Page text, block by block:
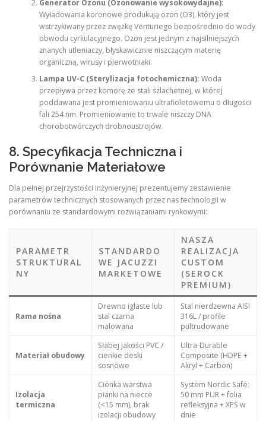
Generator Ozonu (Ozonowanie wysokowydajne):
Wyładowania koronowe produkują ozon (O3​), który jest
wstrzykiwany przez zwężkę Venturiego bezpośrednio do wody
obwodu cyrkulacyjnego. Ozon jest jednym z najsilniejszych
znanych utleniaczy, błyskawicznie niszczącym materię
organiczną, wirusy i pierwotniaki.
Lampa UV-C (Sterylizacja fotochemiczna): Woda
przepływa przez komorę ze stali szlachetnej, w której
poddawana jest promieniowaniu ultrafioletowemu o długości
fali 254 nm. Promieniowanie to trwale niszczy DNA
chorobotwórczych drobnoustrojów.
8. Specyfikacja Techniczna i
Porównanie Materiałowe
Dla pełnej przejrzystości inżynieryjnej prezentujemy zestawienie
parametrów technicznych stosowanych przez nas technologii w
porównaniu ze standardowymi rozwiązaniami rynkowymi:
PARAMETR
STRUKTURAL
NY
STANDARDO
WE JACUZZI
MARKETOWE
NASZA
REALIZACJA
CUSTOM
(SEROCK
PREMIUM)
Rama nośna
Drewno iglaste lub
stal czarna
malowana
Stal nierdzewna AISI
316L / profile
pultrudowane
Materiał obudowy
Słabej jakości PVC /
cienkie deski
sosnowe
Ultra-Durable
Composite (HDPE +
Akryl + Carbon)
Izolacja
termiczna
Cienka warstwa
pianki na niecce
(<15 mm), brak
izolacji obudowy
System Nordic Safe:
50 mm PUR + folia
refleksyjna + XPS w
dnie